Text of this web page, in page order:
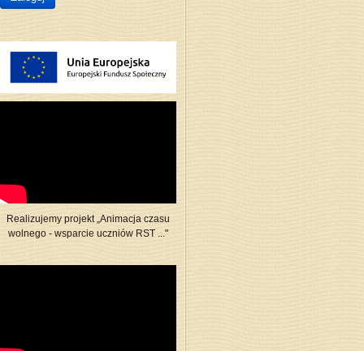
Realizujemy projekt „Animacja czasu
wolnego - wsparcie uczniów RST ..."